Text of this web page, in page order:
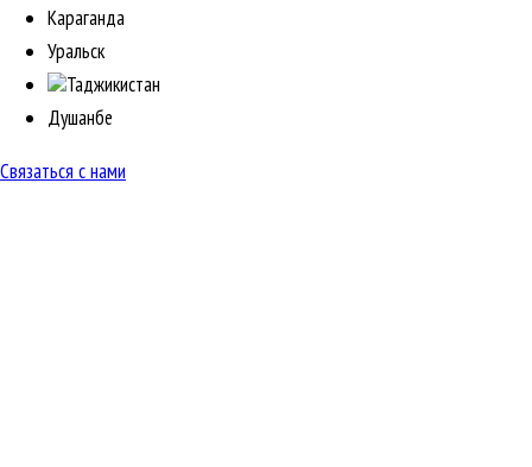
Караганда
Уральск
Таджикистан
Душанбе
Связаться с нами